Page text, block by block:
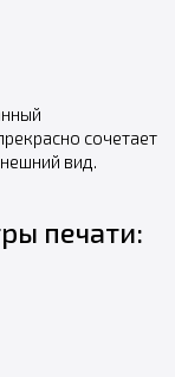
сочетает
вид.
печати: